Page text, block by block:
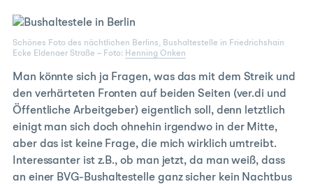
Schönes Foto des nächtlichen Berlins, Bushaltestelle in Friedrichshain
Ecke Eldenaer Straße – Foto: Henning Onken
Man könnte sich ja Fragen, was das mit dem Streik und
den verhärteten Fronten auf beiden Seiten (ver.di und
Öffentliche Arbeitgeber) eigentlich soll, denn letztlich
einigt man sich doch ohnehin irgendwo in der Mitte,
aber das ist keine Frage, die mich wirklich umtreibt.
Interessanter ist z.B., ob man jetzt, da man weiß, dass
an einer BVG-Bushaltestelle ganz sicher kein Nachtbus